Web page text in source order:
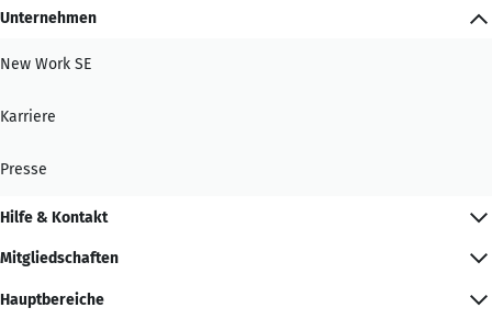
Unternehmen
New Work SE
Karriere
Presse
Hilfe & Kontakt
Mitgliedschaften
Hauptbereiche